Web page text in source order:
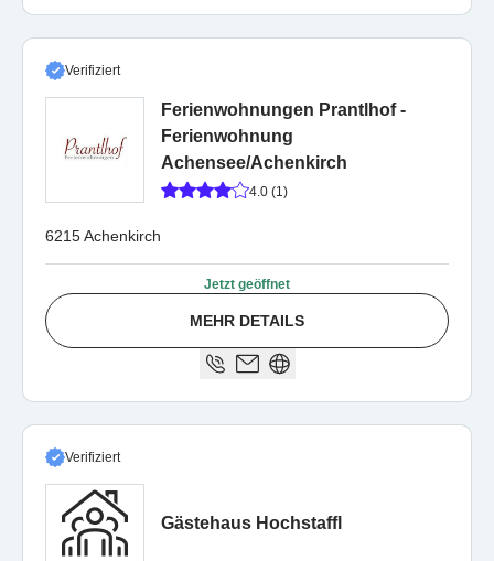
Verifiziert
Ferienwohnungen Prantlhof -
Ferienwohnung
Achensee/Achenkirch
4.0 (1)
6215 Achenkirch
Jetzt geöffnet
MEHR DETAILS
Verifiziert
Gästehaus Hochstaffl